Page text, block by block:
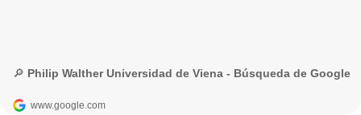
🔎 Philip Walther Universidad de Viena - Búsqueda de Google
www.google.com